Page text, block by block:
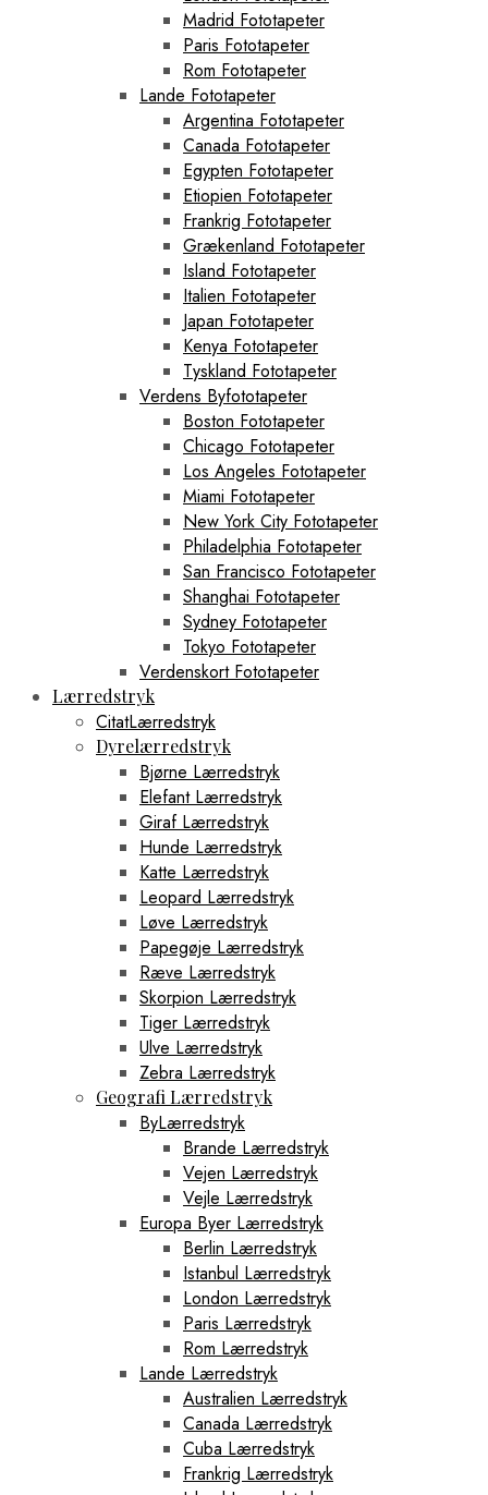
Madrid Fototapeter
Paris Fototapeter
Rom Fototapeter
Lande Fototapeter
Argentina Fototapeter
Canada Fototapeter
Egypten Fototapeter
Etiopien Fototapeter
Frankrig Fototapeter
Grækenland Fototapeter
Island Fototapeter
Italien Fototapeter
Japan Fototapeter
Kenya Fototapeter
Tyskland Fototapeter
Verdens Byfototapeter
Boston Fototapeter
Chicago Fototapeter
Los Angeles Fototapeter
Miami Fototapeter
New York City Fototapeter
Philadelphia Fototapeter
San Francisco Fototapeter
Shanghai Fototapeter
Sydney Fototapeter
Tokyo Fototapeter
Verdenskort Fototapeter
Lærredstryk
CitatLærredstryk
Dyrelærredstryk
Bjørne Lærredstryk
Elefant Lærredstryk
Giraf Lærredstryk
Hunde Lærredstryk
Katte Lærredstryk
Leopard Lærredstryk
Løve Lærredstryk
Papegøje Lærredstryk
Ræve Lærredstryk
Skorpion Lærredstryk
Tiger Lærredstryk
Ulve Lærredstryk
Zebra Lærredstryk
Geografi Lærredstryk
ByLærredstryk
Brande Lærredstryk
Vejen Lærredstryk
Vejle Lærredstryk
Europa Byer Lærredstryk
Berlin Lærredstryk
Istanbul Lærredstryk
London Lærredstryk
Paris Lærredstryk
Rom Lærredstryk
Lande Lærredstryk
Australien Lærredstryk
Canada Lærredstryk
Cuba Lærredstryk
Frankrig Lærredstryk